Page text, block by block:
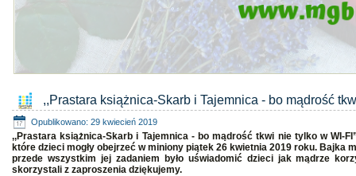
,,Prastara książnica-Skarb i Tajemnica - bo mądrość
Opublikowano: 29 kwiecień 2019
,,Prastara książnica-Skarb i Tajemnica - bo mądrość tkwi nie tylko w WI-
które dzieci mogły obejrzeć w miniony piątek 26 kwietnia 2019 roku. Bajka
przede wszystkim jej zadaniem było uświadomić dzieci jak mądrze
skorzystali z zaproszenia dziękujemy.